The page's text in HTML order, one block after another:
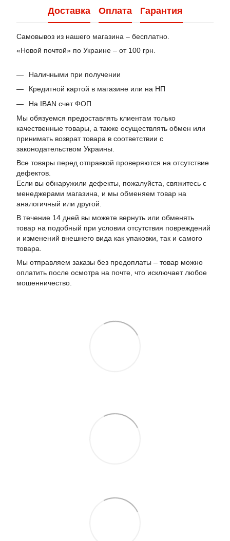
Доставка Оплата Гарантия
Самовывоз из нашего магазина – бесплатно.
«Новой почтой» по Украине – от 100 грн.
Наличными при получении
Кредитной картой в магазине или на НП
На IBAN счет ФОП
Мы обязуемся предоставлять клиентам только
качественные товары, а также осуществлять обмен или
принимать возврат товара в соответствии с
законодательством Украины.
Все товары перед отправкой проверяются на отсутствие
дефектов.
Если вы обнаружили дефекты, пожалуйста, свяжитесь с
менеджерами магазина, и мы обменяем товар на
аналогичный или другой.
В течение 14 дней вы можете вернуть или обменять
товар на подобный при условии отсутствия повреждений
и изменений внешнего вида как упаковки, так и самого
товара.
Мы отправляем заказы без предоплаты – товар можно
оплатить после осмотра на почте, что исключает любое
мошенничество.